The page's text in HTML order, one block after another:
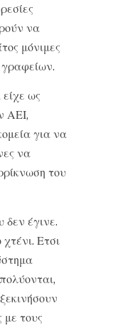
να
μόνιμες
ως
ΑΕΙ,
για να
να
του
δεν έγινε.
Ετσι
με τους